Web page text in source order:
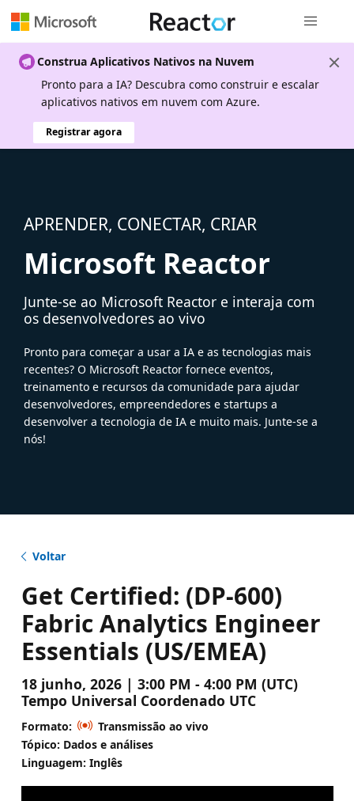
Construa Aplicativos Nativos na Nuvem
Pronto para a IA? Descubra como construir e escalar
aplicativos nativos em nuvem com Azure.
Registrar agora
APRENDER, CONECTAR, CRIAR
Microsoft Reactor
Junte-se ao Microsoft Reactor e interaja com
os desenvolvedores ao vivo
Pronto para começar a usar a IA e as tecnologias mais
recentes? O Microsoft Reactor fornece eventos,
treinamento e recursos da comunidade para ajudar
desenvolvedores, empreendedores e startups a
desenvolver a tecnologia de IA e muito mais. Junte-se a
nós!
Voltar
Get Certified: (DP-600)
Fabric Analytics Engineer
Essentials (US/EMEA)
18 junho, 2026 | 3:00 PM - 4:00 PM (UTC)
Tempo Universal Coordenado UTC
Formato:
Transmissão ao vivo
Tópico: Dados e análises
Linguagem: Inglês